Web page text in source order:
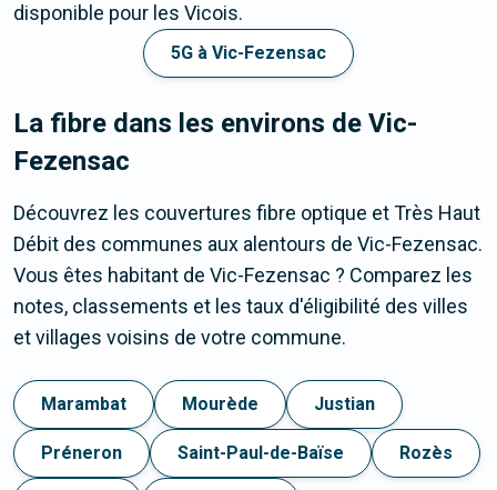
disponible pour les Vicois.
5G à Vic-Fezensac
La fibre dans les environs de Vic-
Fezensac
Découvrez les couvertures fibre optique et Très Haut
Débit des communes aux alentours de Vic-Fezensac.
Vous êtes habitant de Vic-Fezensac ? Comparez les
notes, classements et les taux d'éligibilité des villes
et villages voisins de votre commune.
Marambat Mourède Justian
Préneron Saint-Paul-de-Baïse Rozès